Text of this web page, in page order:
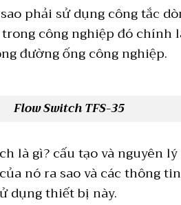
phải sử dụng công tắc
công nghiệp đó chính
đường ống công nghiệp.
Flow Switch TFS-35
là gì? cấu tạo và nguyên
nó ra sao và các thông
dụng thiết bị này.